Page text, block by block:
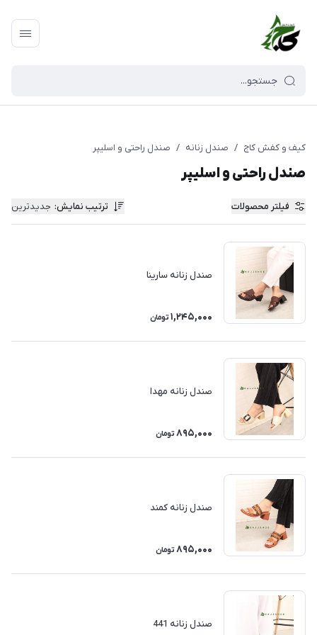
کیف و کفش کاج / صندل زنانه / صندل راحتی و اسلیپر
صندل راحتی و اسلیپر
فیلتر محصولات ترتیب نمایش: جدیدترین
صندل زنانه سارینا
1,245,000 تومان
صندل زنانه مهدا
895,000 تومان
صندل زنانه کمند
895,000 تومان
صندل زنانه 441